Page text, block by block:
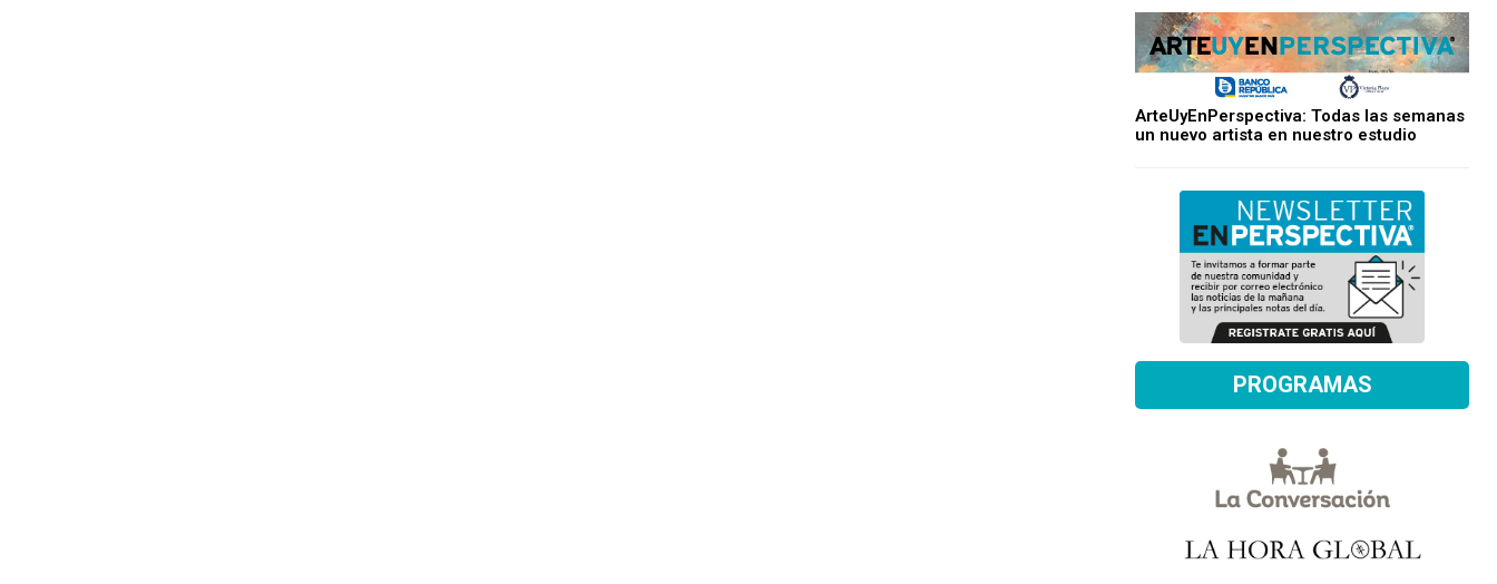
ArteUyEnPerspectiva: Todas las semanas
un nuevo artista en nuestro estudio
PROGRAMAS